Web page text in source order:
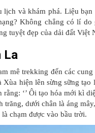
lịch và khám phá. Liệu
Không chẳng có lí
tuyệt đẹp của dải đất Việt
La
mê trekking đến các
Xùa hiện lên sừng sững
rằng: ‘’ Ôi tạo hóa mới kì
trăng, dưới chân là áng
chạm được vào bầu trời.